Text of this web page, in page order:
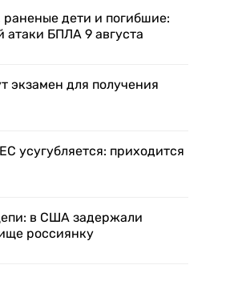
дети и погибшие:
атаки БПЛА 9 августа
экзамен для получения
усугубляется: приходится
в США задержали
россиянку